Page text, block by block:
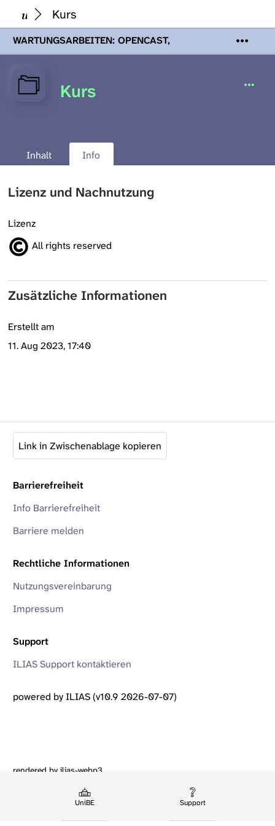
Kurs
WARTUNGSARBEITEN: OPENCAST,
PODCASTS & TOBIRA
Mi 19. August
Wartungsarbeiten an den Opencast-
Servern werden Ihnen Podcasts,
UniBE Support
Kurs
Inhalt Info
Lizenz und Nachnutzung
Lizenz
All rights reserved
Zusätzliche Informationen
Erstellt am
11. Aug 2023, 17:40
Link in Zwischenablage kopieren
Barrierefreiheit
Info Barrierefreiheit
Barriere melden
Rechtliche Informationen
Nutzungsvereinbarung
Impressum
Support
ILIAS Support kontaktieren
powered by ILIAS (v10.9 2026-07-07)
rendered by ilias-webp3